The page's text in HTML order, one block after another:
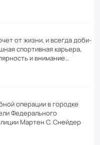
от жизни, и всегда доби­
спор­ти­вная карьера,
и внимание…
операции в городке
Феде­раль­ного
Мартен С. Снейдер